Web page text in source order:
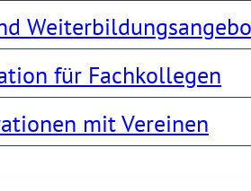
für Fachkollegen
mit Vereinen